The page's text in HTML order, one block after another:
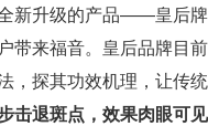
新升级的产品——皇后
带来福音。皇后品牌目
，探其功效机理，让传
击退斑点，效果肉眼可见